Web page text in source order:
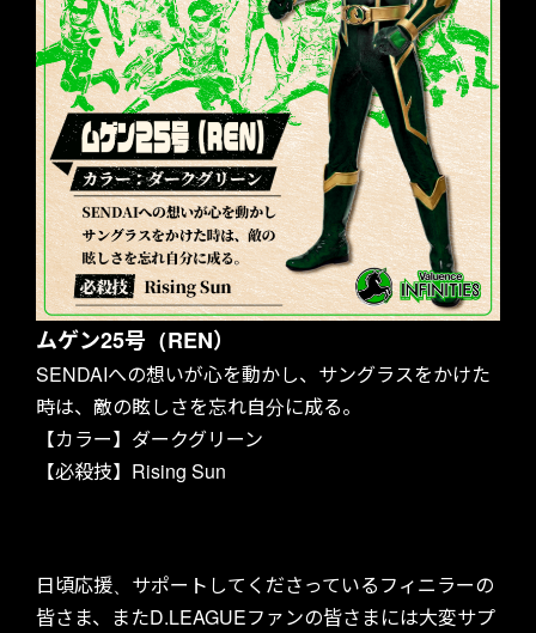
ムゲン25号（REN）
SENDAIへの想いが心を動かし、サングラスをかけた
時は、敵の眩しさを忘れ自分に成る。
【カラー】ダークグリーン
【必殺技】Rising Sun
日頃応援、サポートしてくださっているフィニラーの
皆さま、またD.LEAGUEファンの皆さまには大変サプ